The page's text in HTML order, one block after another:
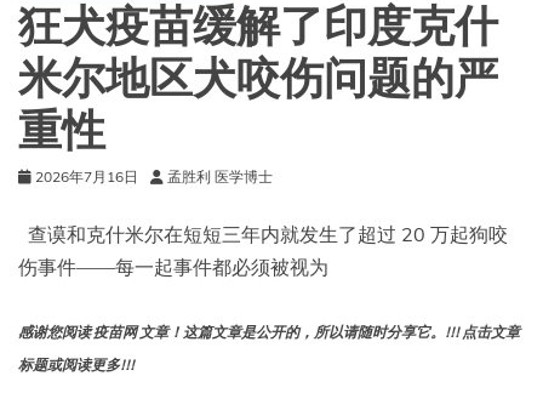
狂犬疫苗缓解了印度克什
米尔地区犬咬伤问题的严
重性
2026年7月16日 孟胜利 医学博士
查谟和克什米尔在短短三年内就发生了超过 20 万起狗咬
伤事件——每一起事件都必须被视为
感谢您阅读 疫苗网 文章！这篇文章是公开的，所以请随时分享它。!!! 点击文章
标题或阅读更多!!!